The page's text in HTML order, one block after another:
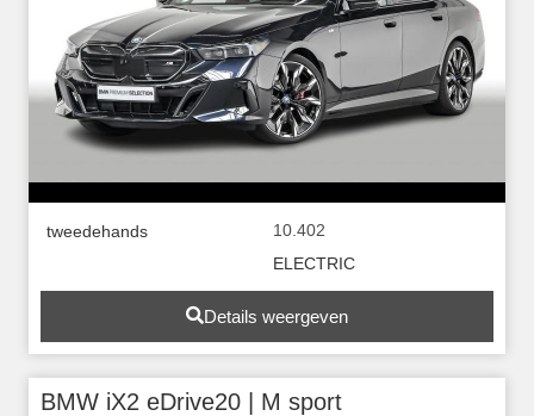
tweedehands
10.402
ELECTRIC
Details weergeven
BMW iX2 eDrive20 | M sport